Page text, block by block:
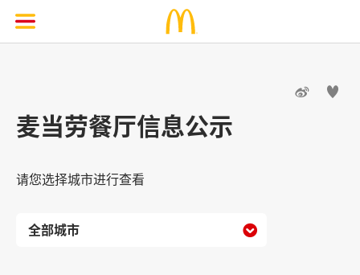
 
麦当劳餐厅信息公示
请您选择城市进行查看
